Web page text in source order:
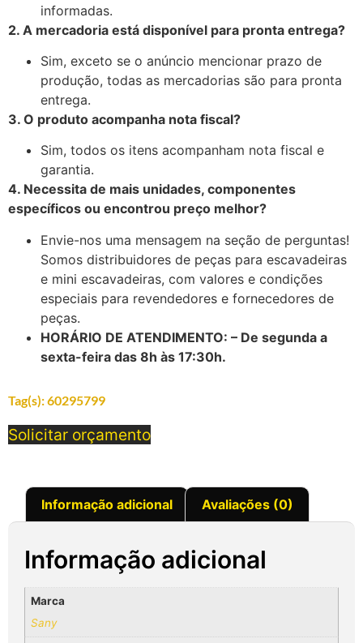
informadas.
2. A mercadoria está disponível para pronta entrega?
Sim, exceto se o anúncio mencionar prazo de
produção, todas as mercadorias são para pronta
entrega.
3. O produto acompanha nota fiscal?
Sim, todos os itens acompanham nota fiscal e
garantia.
4. Necessita de mais unidades, componentes
específicos ou encontrou preço melhor?
Envie-nos uma mensagem na seção de perguntas!
Somos distribuidores de peças para escavadeiras
e mini escavadeiras, com valores e condições
especiais para revendedores e fornecedores de
peças.
HORÁRIO DE ATENDIMENTO: – De segunda a
sexta-feira das 8h às 17:30h.
Tag(s):60295799
Solicitar orçamento
Informação adicional Avaliações (0)
Informação adicional
Marca
Sany